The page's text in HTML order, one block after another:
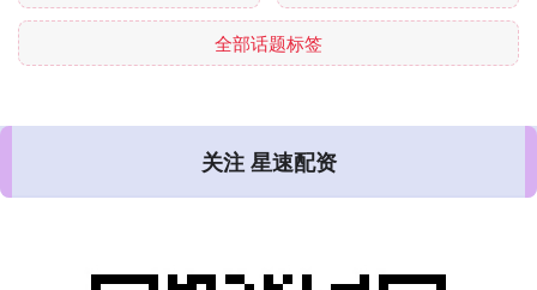
全部话题标签
关注 星速配资